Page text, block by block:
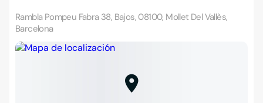
Rambla Pompeu Fabra 38, Bajos, 08100, Mollet Del Vallès,
Barcelona